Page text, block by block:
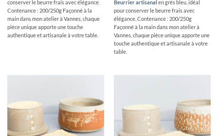
conserver le beurre frais avec élégance.
Contenance : 200/250g Façonné à la
main dans mon atelier à Vannes, chaque
pièce unique apporte une touche
authentique et artisanale à votre table.
Beurrier artisanal en grès bleu, idéal
pour conserver le beurre frais avec
élégance. Contenance : 200/250g
Façonné à la main dans mon atelier à
Vannes, chaque pièce unique apporte une
touche authentique et artisanale à votre
table.